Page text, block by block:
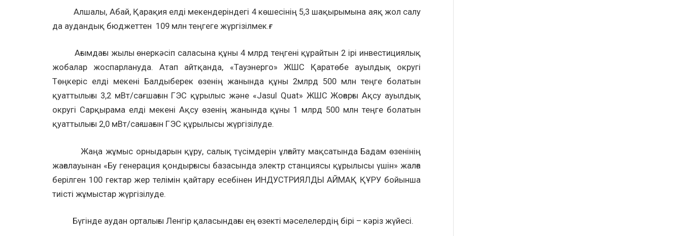
Алшалы, Абай, Қарақия елді мекендеріндегі 4 көшесінің 5,3 шақырымына аяқ жол салу
да аудандық бюджеттен 109 млн теңгеге жүргізілмек.ғғ
Ағымдағы жылы өнеркәсіп саласына құны 4 млрд теңгені құрайтын 2 ірі инвестициялық
жобалар жоспарлануда. Атап айтқанда, «Тауэнерго» ЖШС Қаратөбе ауылдық округі
Төңкеріс елді мекені Балдыберек өзенің жанында құны 2млрд 500 млн теңге болатын
қуаттылығы 3,2 мВт/сағ шағын ГЭС құрылыс және «Jasul Quat» ЖШС Жоғарғы Ақсу ауылдық
округі Сарқырама елді мекені Ақсу өзенің жанында құны 1 млрд 500 млн теңге болатын
қуаттылығы 2,0 мВт/сағ шағын ГЭС құрылысы жүргізілуде.
Жаңа жұмыс орныдарын құру, салық түсімдерін ұлғайту мақсатында Бадам өзенінің
жағалауынан «Бу генерация қондырғысы базасында электр станциясы құрылысы үшін» жалға
берілген 100 гектар жер телімін қайтару есебінен ИНДУСТРИЯЛДЫ АЙМАҚ ҚҰРУ бойынша
тиісті жұмыстар жүргізілуде.
Бүгінде аудан орталығы Ленгір қаласындағы ең өзекті мәселелердің бірі – кәріз жүйесі.